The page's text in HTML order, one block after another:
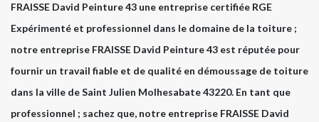
FRAISSE David Peinture 43 une entreprise certifiée RGE
Expérimenté et professionnel dans le domaine de la toiture ;
notre entreprise FRAISSE David Peinture 43 est réputée pour
fournir un travail fiable et de qualité en démoussage de toiture
dans la ville de Saint Julien Molhesabate 43220. En tant que
professionnel ; sachez que, notre entreprise FRAISSE David